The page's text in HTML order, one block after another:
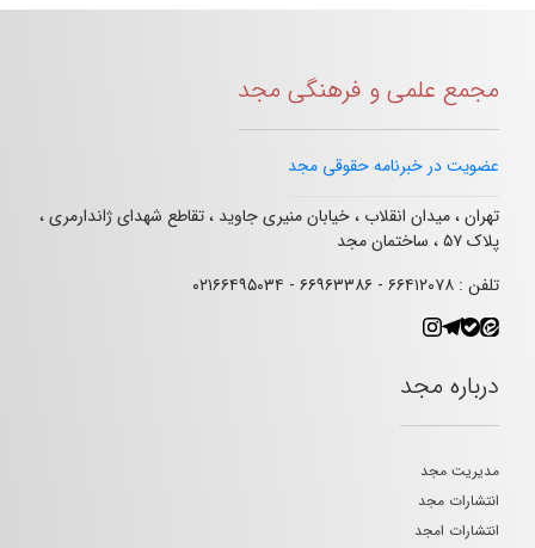
مجمع علمی و فرهنگی مجد
عضویت در خبرنامه حقوقی مجد
تهران ، میدان انقلاب ، خیابان منیری جاوید ، تقاطع شهدای ژاندارمری ،
پلاک ۵۷ ، ساختمان مجد
تلفن : ۶۶۴۱۲۰۷۸ - ۶۶۹۶۳۳۸۶ - ۰۲۱۶۶۴۹۵۰۳۴
درباره مجد
مدیریت مجد
انتشارات مجد
انتشارات امجد